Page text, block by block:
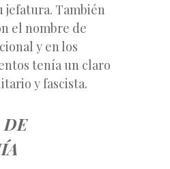
jefatura. También
el nombre de
y en los
tenía un claro
y fascista.
DE